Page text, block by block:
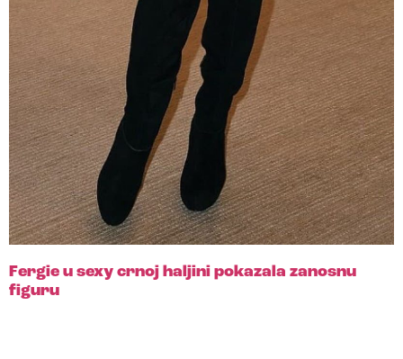
Fergie u sexy crnoj haljini pokazala zanosnu
figuru